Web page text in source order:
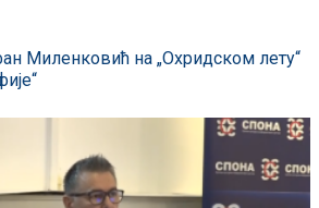
Миленковић на „Охридском лету“